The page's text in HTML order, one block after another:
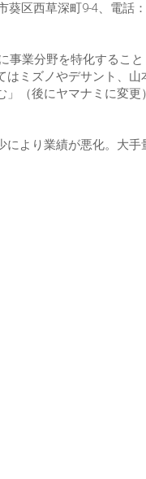
区西草深町9-4、電話：
事業分野を特化すること
はミズノやデサント、山
（後にヤマナミに変更）
により業績が悪化。大手